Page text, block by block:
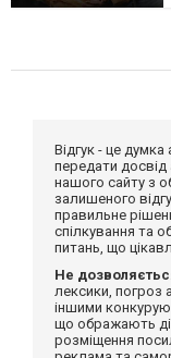
Відгук - це
передати
нашого сайту з
залишеного
правильне
спілкування та
питань, що
Не
лексики, погроз
іншими
що ображають
розміщення